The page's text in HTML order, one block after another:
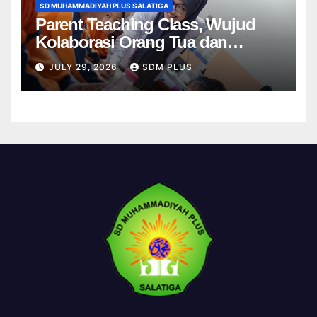
SD MUHAMMADIYAH PLUS SALATIGA
Parent Teaching Class, Wujud
Kolaborasi Orang Tua dan
Sekolah dalam Menghadirkan
Pembelajaran Bermakna
JULY 29, 2026 SDM PLUS